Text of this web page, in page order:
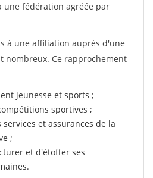
fédération agréée par
à une affiliation auprès d'une
nombreux. Ce rapprochement
jeunesse et sports ;
sportives ;
et assurances de la
;
et d'étoffer ses